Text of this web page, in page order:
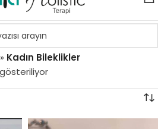
» Kadın Bileklikler